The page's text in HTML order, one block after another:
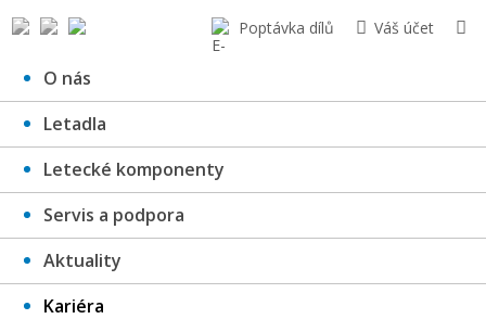
Poptávka dílů Váš účet
O nás
Letadla
Letecké komponenty
Servis a podpora
Aktuality
Kariéra
ZLIN AERO KARIÉRA